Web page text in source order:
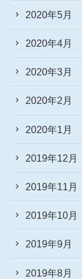
2020年5月
2020年4月
2020年3月
2020年2月
2020年1月
2019年12月
2019年11月
2019年10月
2019年9月
2019年8月